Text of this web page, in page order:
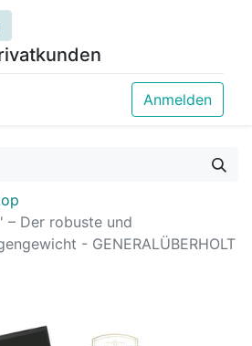
Anmelden
– Der robuste und
- GENERALÜBERHOLT